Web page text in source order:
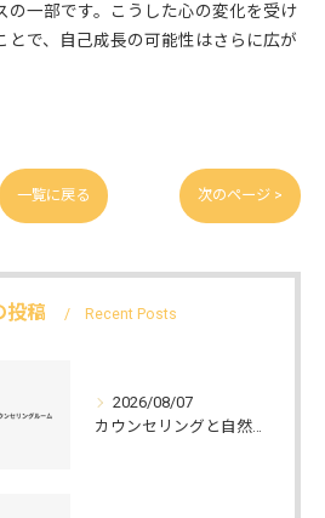
の一部です。こうした心の変化を受け
とで、自己成長の可能性はさらに広が
一覧に戻る 次のページ >
投稿 Recent Posts
2026/08/07
カウンセリングと自然環境がつなぐ実践例と環境カウンセラーの役割を解説